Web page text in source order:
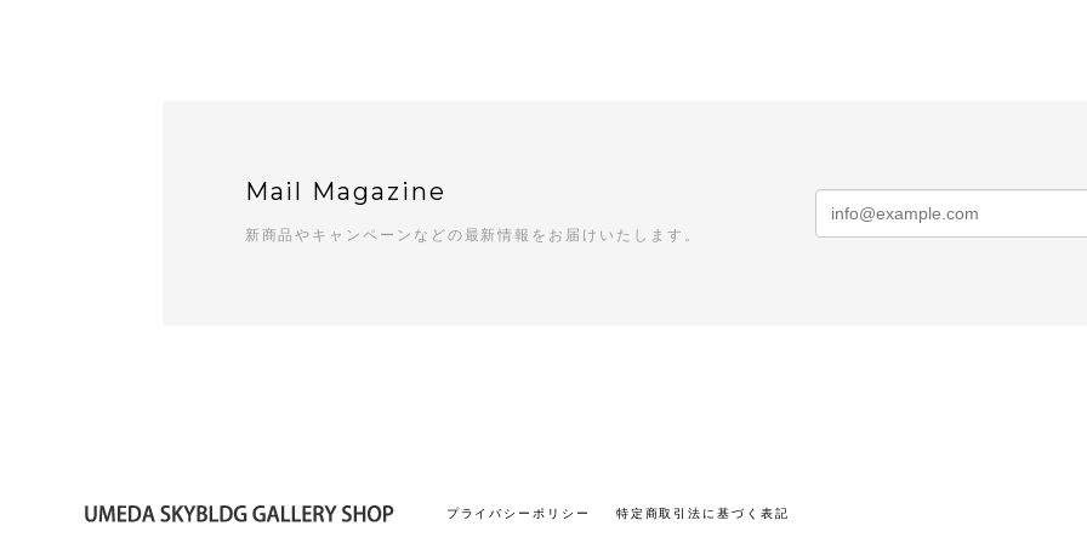
Mail Magazine
新商品やキャンペーンなどの最新情報をお届けいたします。
プライバシーポリシー 特定商取引法に基づく表記